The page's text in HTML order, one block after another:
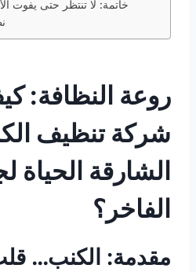
خاتمة: لا تنتظر حتى يفوت
روعة النظافة:
شركة تنظيف
الشارقة الحياة
الفاخر؟
مقدمة: الكنب…